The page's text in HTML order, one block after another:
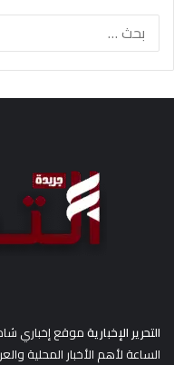
التحرير الإخباريةموقع إخباري
الساعة لأهم الأخبار المحلية